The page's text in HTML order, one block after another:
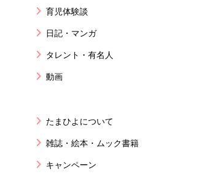
育児体験談
日記・マンガ
タレント・有名人
動画
たまひよについて
雑誌・絵本・ムック書籍
キャンペーン